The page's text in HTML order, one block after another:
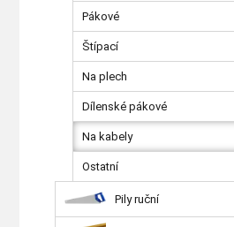
Pákové
Štípací
Na plech
Dílenské pákové
Na kabely
Ostatní
Pily ruční